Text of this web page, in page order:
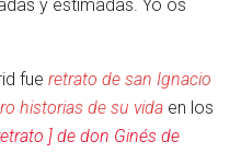
y estimadas. Yo os
fue retrato de san Ignacio
historias de su vida en los
] de don Ginés de